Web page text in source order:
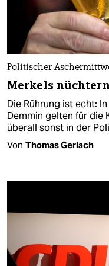
Politischer
Merkels
Die Rührung ist echt:
Demmin gelten für die
überall sonst in der
Von Thomas Gerlach